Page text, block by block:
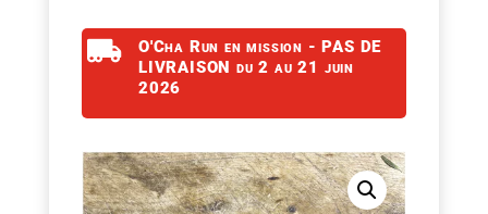

O'Cha Run en mission - PAS DE
LIVRAISON du 2 au 21 juin
2026